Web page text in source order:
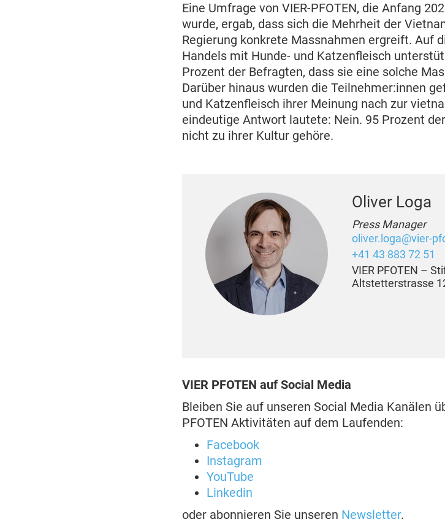
Eine Umfrage von VIER-PFOTEN, die Anfang
wurde, ergab, dass sich die Mehrheit der
Regierung konkrete Massnahmen ergreift. Auf
Handels mit Hunde- und Katzenfleisch
Prozent der Befragten, dass sie eine solche
Darüber hinaus wurden die Teilnehmer:innen
und Katzenfleisch ihrer Meinung nach zur
eindeutige Antwort lautete: Nein. 95 Prozent
nicht zu ihrer Kultur gehöre.
Oliver Loga
Press Manager
oliver.loga@vier-
+41 43 883 72 51
VIER PFOTEN –
Altstetterstrasse
VIER PFOTEN auf Social Media
Bleiben Sie auf unseren Social Media Kanälen
PFOTEN Aktivitäten auf dem Laufenden:
Facebook
Instagram
YouTube
Linkedin
oder abonnieren Sie unseren Newsletter.